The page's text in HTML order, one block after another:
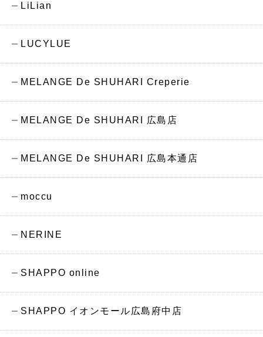
LiLian
LUCYLUE
MELANGE De SHUHARI Creperie
MELANGE De SHUHARI 広島店
MELANGE De SHUHARI 広島本通店
moccu
NERINE
SHAPPO online
SHAPPO イオンモール広島府中店